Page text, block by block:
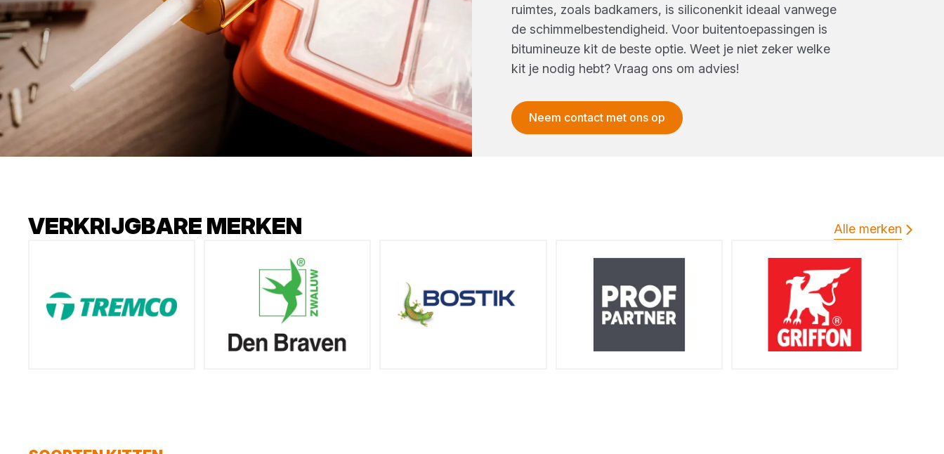
ruimtes, zoals badkamers, is siliconenkit ideaal vanwege
de schimmelbestendigheid. Voor buitentoepassingen is
bitumineuze kit de beste optie. Weet je niet zeker welke
kit je nodig hebt? Vraag ons om advies!
Neem contact met ons op
VERKRIJGBARE MERKEN Alle merken